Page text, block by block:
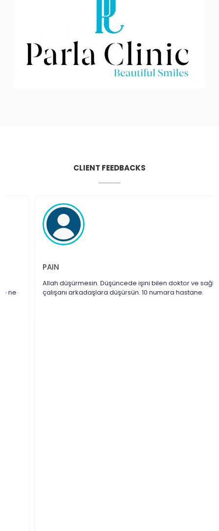
CLIENT FEEDBACKS
Allah düşürmesin. Düşüncede işini bilen doktor ve sağlık
çalışanı arkadaşlara düşürsün. 10 numara hastane.